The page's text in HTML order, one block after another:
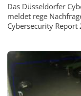
Das Düsseldorfer
meldet rege
Cybersecurity Report